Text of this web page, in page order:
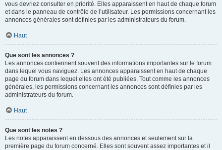
vous devriez consulter en priorité. Elles apparaissent en haut de chaque forum
et dans le panneau de contrôle de l’utilisateur. Les permissions concernant les
annonces générales sont définies par les administrateurs du forum.
Haut
Que sont les annonces ?
Les annonces contiennent souvent des informations importantes sur le forum
dans lequel vous naviguez. Les annonces apparaissent en haut de chaque
page du forum dans lequel elles ont été publiées. Tout comme les annonces
générales, les permissions concernant les annonces sont définies par les
administrateurs du forum.
Haut
Que sont les notes ?
Les notes apparaissent en dessous des annonces et seulement sur la
première page du forum concerné. Elles sont souvent assez importantes et il